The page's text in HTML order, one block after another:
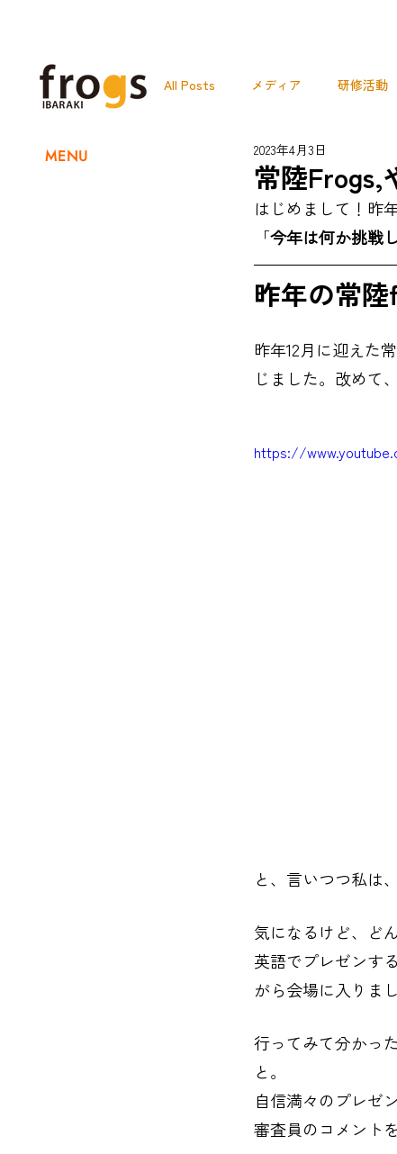
MENU
All Posts メディア 研修活動
OBOGインタビュー
セキショウミライアカデミー
常陸Frogs,
2023年4月3日
はじめまして！昨
「今年は何か挑戦
昨年の常
昨年12月に迎えた
じました。改めて
https://
と、言いつつ私は
気になるけど、ど
英語でプレゼンす
がら会場に入りまし
行ってみて分かっ
と。
自信満々のプレゼ
審査員のコメント